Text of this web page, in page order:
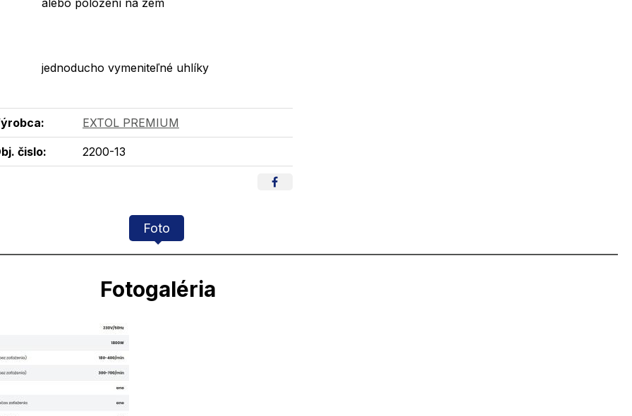
alebo položení na zem
jednoducho vymeniteľné uhlíky
EXTOL PREMIUM
čislo: 2200-13
Foto
Fotogaléria